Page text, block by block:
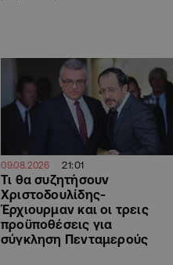
09.08.2026 21:01
Τι θα συζητήσουν
Χριστοδουλίδης-
Έρχιουρμαν και οι τρεις
προϋποθέσεις για
σύγκληση Πενταμερούς